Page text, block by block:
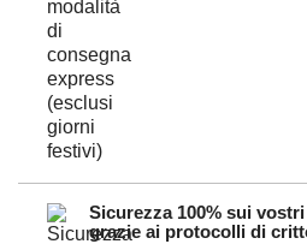
Sicurezza 100% sui
grazie ai protocolli di